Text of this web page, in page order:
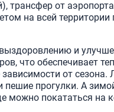
от
на всей
и
что обеспечивает
от
прогулки. А
покататься на